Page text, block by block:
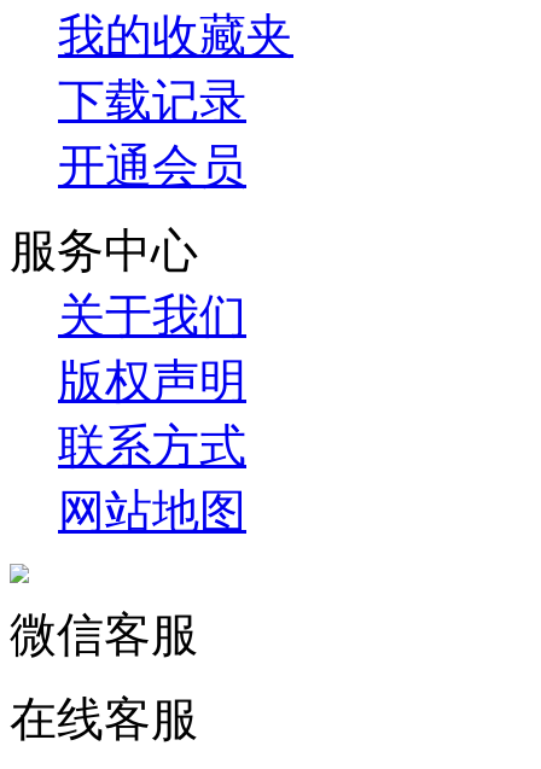
我的收藏夹
下载记录
开通会员
服务中心
关于我们
版权声明
联系方式
网站地图
微信客服
在线客服